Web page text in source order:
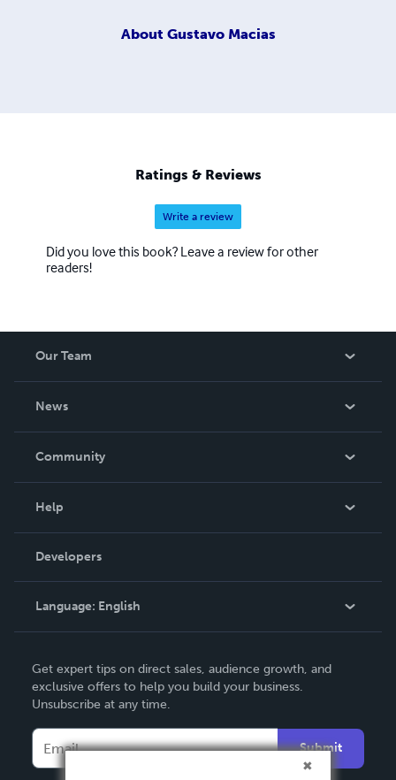
About Gustavo Macias
Ratings & Reviews
Write a review
Did you love this book? Leave a review for other
readers!
Our Team
News
In The News
Community
Podcast
Help
Order Lookup
Knowledge Base
Contact Support
Developers
Language: English
Deutsch
Français
Español
Get expert tips on direct sales, audience growth, and
exclusive offers to help you build your business.
Unsubscribe at any time.
Submit